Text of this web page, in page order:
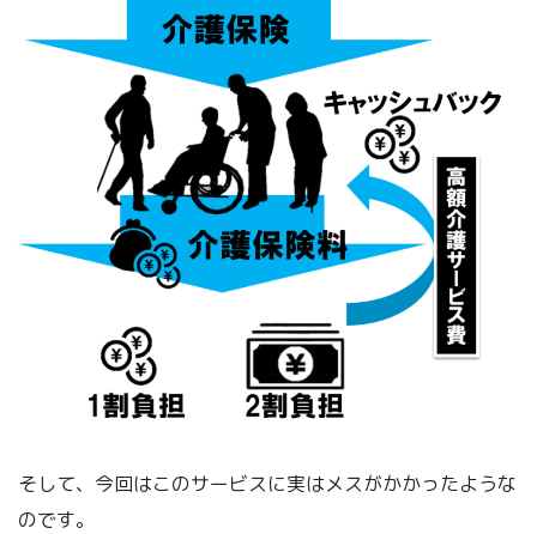
そして、今回はこのサービスに実はメスがかかったような
のです。